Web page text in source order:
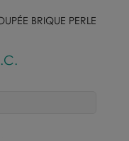
BRIQUE PERLE